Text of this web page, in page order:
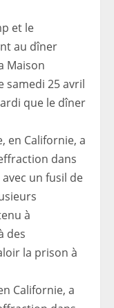
et le
au dîner
Maison
samedi 25 avril
que le dîner
Californie, a